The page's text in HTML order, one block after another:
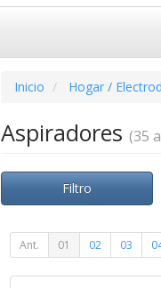
Inicio Hogar /
Aspiradores (35
Filtro
Ant. 01 02 03